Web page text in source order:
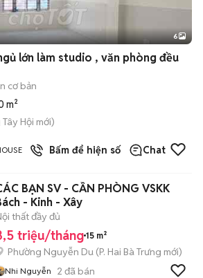
+2
6
lớn làm studio , văn phòng đều
cơ bản
m²
Tây Hội mới)
12đã bán
Bấm để hiện số Chat
BẠN SV - CẦN PHÒNG VSKK
- Kinh - Xây
thất đầy đủ
triệu/tháng 15 m²
Phường Nguyễn Du (P. Hai Bà Trưng mới)
Nhi Nguyễn 2 đã bán